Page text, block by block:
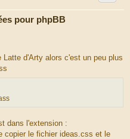
pour phpBB
d'Arty alors c'est un peu plus
dans l'extension :
copier le fichier ideas.css et le